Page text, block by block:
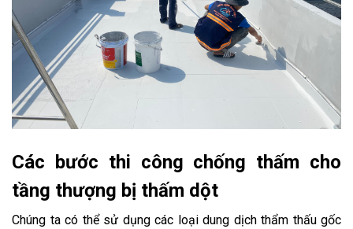
Các bước thi công chống thấm cho
tầng thượng bị thấm dột
Chúng ta có thể sử dụng các loại dung dịch thẩm thấu gốc